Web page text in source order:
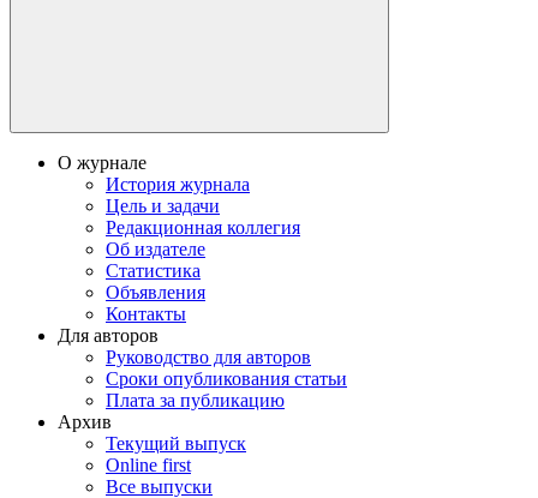
О журнале
История журнала
Цель и задачи
Редакционная коллегия
Об издателе
Статистика
Объявления
Контакты
Для авторов
Руководство для авторов
Сроки опубликования статьи
Плата за публикацию
Архив
Текущий выпуск
Online first
Все выпуски